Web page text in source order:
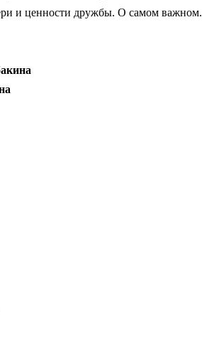
и ценности дружбы. О самом важном.